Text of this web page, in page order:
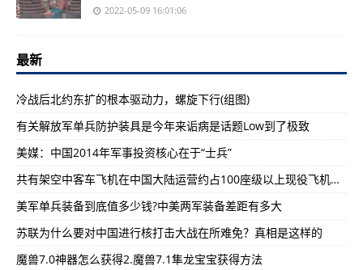
2022-05-09 16:01:06
最新
冷战后北约东扩的根本驱动力，螺旋下行(组图)
有关解放军单兵防护装具是今年来诟病是话题Low到了极致
美媒：中国2014年军事投资核心在于“士兵”
共有架空中客车飞机在中国大陆运营约占100座级以上现役飞机总数的一半
美军单兵装备到底值多少钱?中美两军装备差距有多大
苏联为什么要对中国进行核打击大战在所难免？真相是这样的
魔兽7.0神器怎么获得2.魔兽7.1隼龙宝宝获得方法